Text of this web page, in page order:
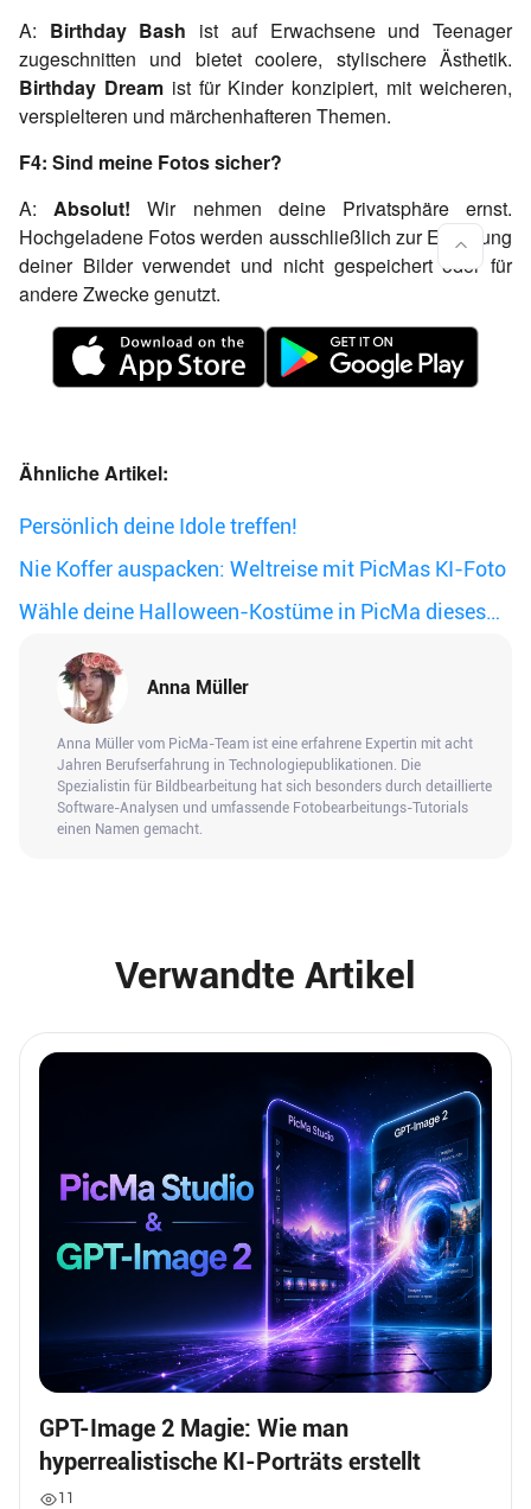
A: Birthday Bash ist auf Erwachsene und Teenager
zugeschnitten und bietet coolere, stylischere Ästhetik.
Birthday Dreamist für Kinder konzipiert, mit weicheren,
verspielteren und märchenhafteren Themen.
F4: Sind meine Fotos sicher?
A:Absolut! Wir nehmen deine Privatsphäre ernst.
Hochgeladene Fotos werden ausschließlich zur Erstellung
deiner Bilder verwendet und nicht gespeichert oder für
andere Zwecke genutzt.
Ähnliche Artikel:
Persönlich deine Idole treffen!
Nie Koffer auspacken: Weltreise mit PicMas KI-Foto
Wähle deine Halloween-Kostüme in PicMa dieses
Anna Müller
Anna Müller vom PicMa-Team ist eine erfahrene Expertin mit acht
Jahren Berufserfahrung in Technologiepublikationen. Die
Spezialistin für Bildbearbeitung hat sich besonders durch detaillierte
Software-Analysen und umfassende Fotobearbeitungs-Tutorials
einen Namen gemacht.
Verwandte Artikel
GPT-Image 2 Magie: Wie man
hyperrealistische KI-Porträts erstellt
11